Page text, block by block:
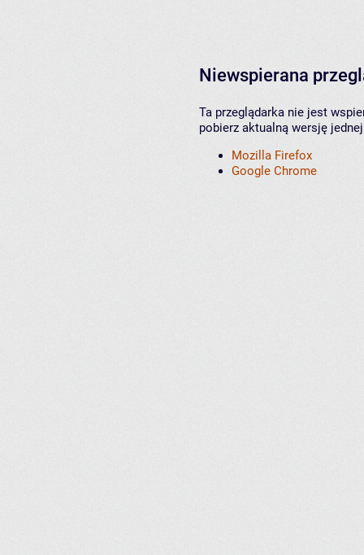
Niewspierana
Ta przeglądarka nie jest
pobierz aktualną wersję
Mozilla Firefox
Google Chrome